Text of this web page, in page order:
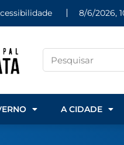
8/6/2026,
A CIDADE